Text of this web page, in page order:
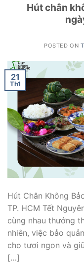
Hút chân
POSTED ON
21
Th1
Hút Chân Không
TP. HCM Tết
cùng nhau thưởng
nhiên, việc bảo
cho tươi ngon và
[…]